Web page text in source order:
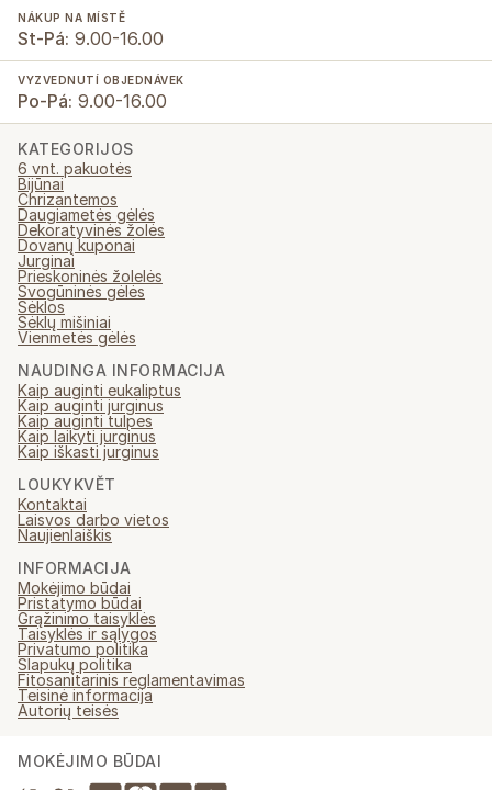
NÁKUP NA MÍSTĚ
St-Pá: 9.00-16.00
VYZVEDNUTÍ OBJEDNÁVEK
Po-Pá: 9.00-16.00
KATEGORIJOS
6 vnt. pakuotės
Bijūnai
Chrizantemos
Daugiametės gėlės
Dekoratyvinės žolės
Dovanų kuponai
Jurginai
Prieskoninės žolelės
Svogūninės gėlės
Sėklos
Sėklų mišiniai
Vienmetės gėlės
NAUDINGA INFORMACIJA
Kaip auginti eukaliptus
Kaip auginti jurginus
Kaip auginti tulpes
Kaip laikyti jurginus
Kaip iškasti jurginus
LOUKYKVĚT
Kontaktai
Laisvos darbo vietos
Naujienlaiškis
INFORMACIJA
Mokėjimo būdai
Pristatymo būdai
Grąžinimo taisyklės
Taisyklės ir sąlygos
Privatumo politika
Slapukų politika
Fitosanitarinis reglamentavimas
Teisinė informacija
Autorių teisės
MOKĖJIMO BŪDAI